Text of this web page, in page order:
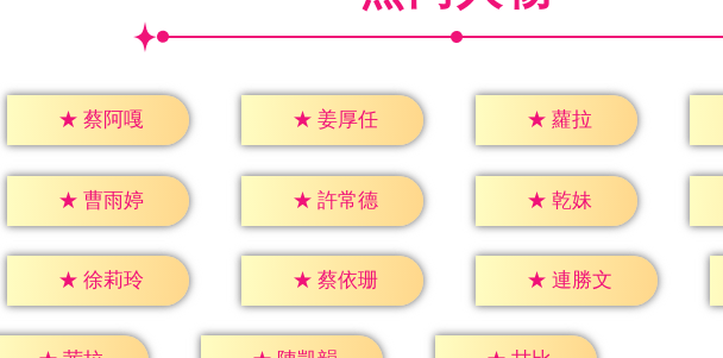
★ 蔡阿嘎 ★ 姜厚任 ★ 蘿拉
★ 曹雨婷 ★ 許常德 ★ 乾妹
★ 徐莉玲 ★ 蔡依珊 ★ 連勝文